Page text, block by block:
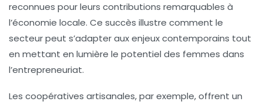
reconnues pour leurs contributions remarquables à
l’économie locale. Ce succès illustre comment le
secteur peut s’adapter aux enjeux contemporains tout
en mettant en lumière le potentiel des femmes dans
l’entrepreneuriat.
Les coopératives artisanales, par exemple, offrent un